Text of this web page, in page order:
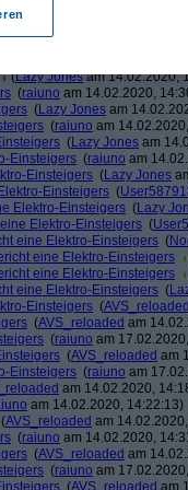
(Lazy Jonesam 14.02.2020,
(raiuno am 14.02.2020,
(Lazy Jones am
(raiuno am
(Lazy Jones am
Einsteigers (raiuno am
Einsteigers (Lazy Jones
Einsteigers (
Elektro-Einsteigers (Lazy
Elektro-Einsteigers (
eine Elektro-Einsteigers (
eine Elektro-Einsteigers
eine Elektro-Einsteigers
eine Elektro-Einsteigers (
Einsteigers (AVS_reloaded
(AVS_reloaded am
(raiuno am
(AVS_reloaded am
Einsteigers (raiuno am
am 14.02.2020,
am 14.02.2020, 14:22:13)
(AVS_reloaded am
(raiuno am 14.02.2020,
(AVS_reloaded am
(raiuno am
(AVS_reloaded am